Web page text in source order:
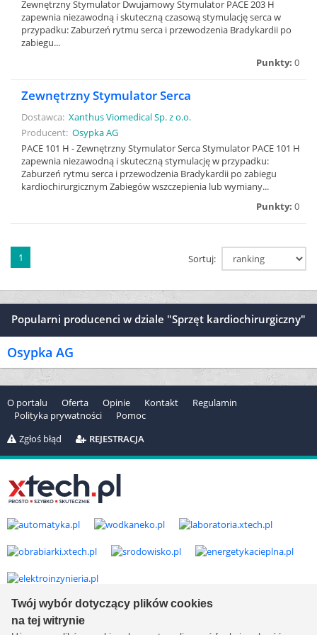
Twój wybór dotyczący plików cookies
na tej witrynie
Zewnętrzny Stymulator Dwujamowy Stymulator PACE 203 H
zapewnia niezawodną i skuteczną czasową stymulację serca w
przypadku: Zaburzeń rytmu serca i przewodzenia Bradykardii po
zabiegu...
Punkty: 0
Zewnętrzny Stymulator Serca
Dostawca: Xanthus Viomedical Sp. z o.o.
Producent: Osypka AG
PACE 101 H - Zewnętrzny Stymulator Serca Stymulator PACE 101 H
zapewnia niezawodną i skuteczną stymulację w przypadku:
Zaburzeń rytmu serca i przewodzenia Bradykardii po zabiegu
kardiochirurgicznym Zabiegów wszczepienia lub wymiany...
Punkty: 0
1 Sortuj:
Popularni producenci w dziale "Sprzęt kardiochirurgiczny"
Osypka AG
O portalu Oferta Opinie Kontakt
Regulamin
Polityka prywatności
Pomoc
Zgłoś błąd
REJESTRACJA
Copyright © 2000-2026 by
Wszelkie prawa zastrzeżone. Ver. 1.78.0.8114